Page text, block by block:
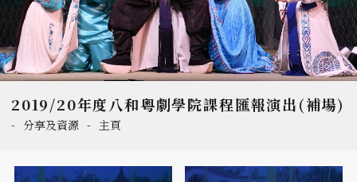
2019/20年度八和粵劇學院課程匯報演出(補場)
- 分享及資源 - 主頁